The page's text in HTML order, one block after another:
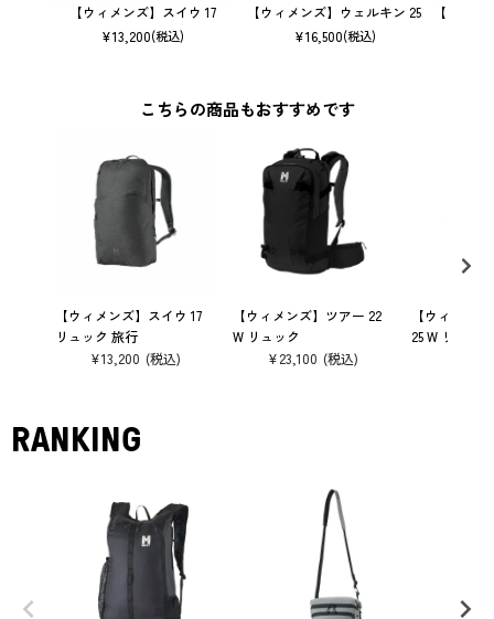
【ウィメンズ】スイウ 17
¥13,200(税込)
【ウィメンズ】ウェルキン 25
¥16,500(税込)
【ウィ
こちらの商品もおすすめです
【ウィメンズ】スイウ 17
リュック 旅行
¥13,200
【ウィメンズ】ツアー 22
W リュック
¥23,100
【ウィメン
25 W リュック
RANKING